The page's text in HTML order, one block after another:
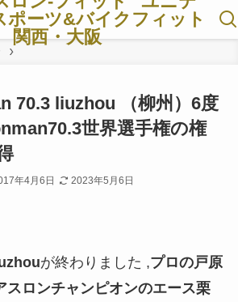
ポーツ&バイクフィット
関西・大阪
70.3 liuzhou （柳州）6度
世界選手権の権
年4月6日 2023年5月6日
が終わりました ,プロの戸原
スロンチャンピオンのエース栗